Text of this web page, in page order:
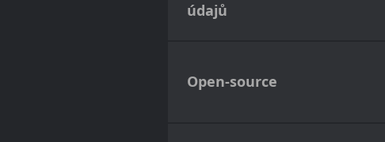
údajů
Open-source